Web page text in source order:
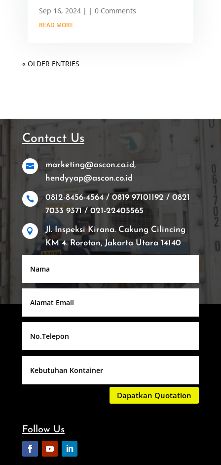
Sep 16, 2024| | 0 Comments
READ MORE
« OLDER ENTRIES
Contact Us

marketing@ascon.co.id,
hendyyap@ascon.co.id

0812-8456-4564 / 0819 97101192 / 0821
7033 9371 / 021-22405565

Jl. Inspeksi Kirana. Cakung Cilincing
KM 4. Rorotan, Jakarta Utara 14140
Dapatkan Quotation
Follow Us